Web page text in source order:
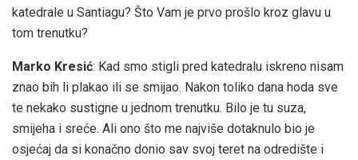
katedrale u Santiagu? Što Vam je prvo prošlo kroz glavu u
tom trenutku?
Marko Kresić: Kad smo stigli pred katedralu iskreno nisam
znao bih li plakao ili se smijao. Nakon toliko dana hoda sve
te nekako sustigne u jednom trenutku. Bilo je tu suza,
smijeha i sreće. Ali ono što me najviše dotaknulo bio je
osjećaj da si konačno donio sav svoj teret na odredište i